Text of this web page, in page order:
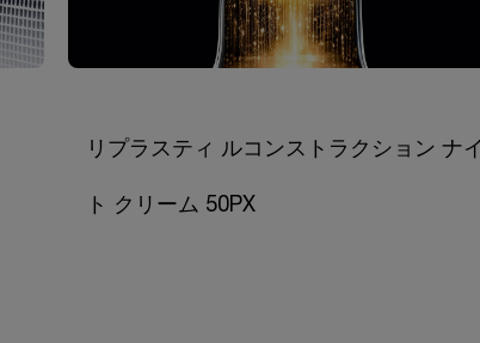
リプラスティ ルコンストラクション ナイ
ト クリーム 50PX